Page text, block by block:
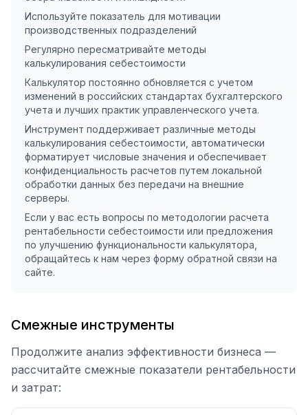
Используйте показатель для мотивации
производственных подразделений
Регулярно пересматривайте методы
калькулирования себестоимости
Калькулятор постоянно обновляется с учетом
изменений в российских стандартах бухгалтерского
учета и лучших практик управленческого учета.
Инструмент поддерживает различные методы
калькулирования себестоимости, автоматически
форматирует числовые значения и обеспечивает
конфиденциальность расчетов путем локальной
обработки данных без передачи на внешние
серверы.
Если у вас есть вопросы по методологии расчета
рентабельности себестоимости или предложения
по улучшению функциональности калькулятора,
обращайтесь к нам через форму обратной связи на
сайте.
Смежные инструменты
Продолжите анализ эффективности бизнеса —
рассчитайте смежные показатели рентабельности
и затрат: